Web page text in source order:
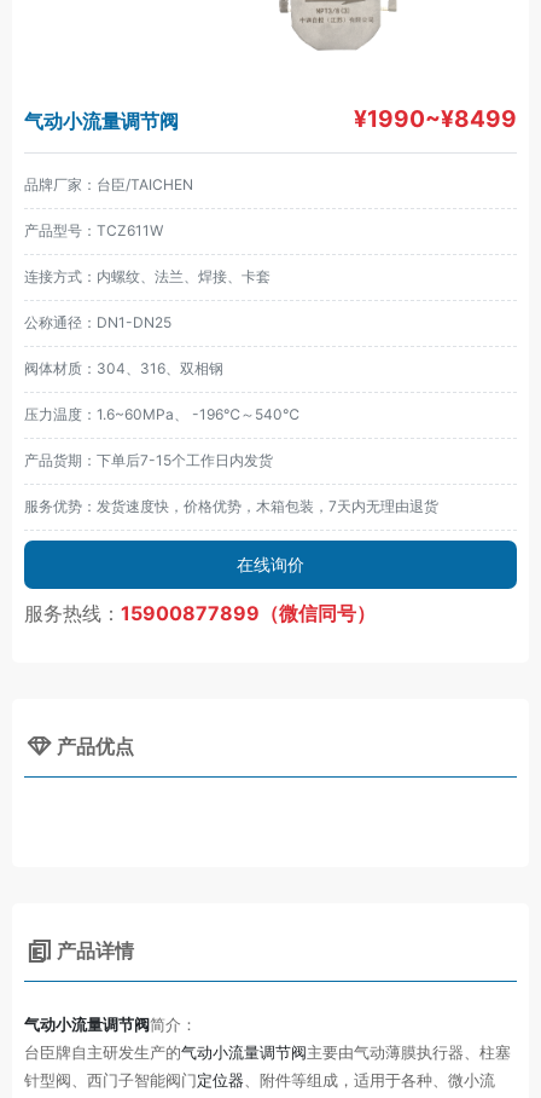
气动小流量调节阀 ¥1990~¥8499
品牌厂家：台臣/TAICHEN
产品型号：TCZ611W
连接方式：内螺纹、法兰、焊接、卡套
公称通径：DN1-DN25
阀体材质：304、316、双相钢
压力温度：1.6~60MPa、 -196℃～540℃
产品货期：下单后7-15个工作日内发货
服务优势：发货速度快，价格优势，木箱包装，7天内无理由退货
在线询价
服务热线： 15900877899（微信同号）
产品优点
产品详情
气动小流量调节阀简介：
台臣牌自主研发生产的气动小流量调节阀主要由气动薄膜执行器、柱塞
针型阀、西门子智能阀门定位器 、附件等组成，适用于各种、微小流